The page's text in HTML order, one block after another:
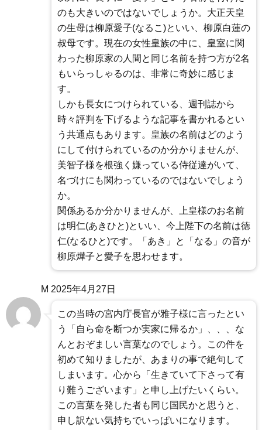
のも大きいのではないでしょうか。大正天皇
の生母は柳原愛子(なるこ)といい、柳原白蓮の
叔母です。現在の女性皇族の中に、皇室に関
わった柳原家の人間と同じ名前を持つ方が2名
もいらっしゃるのは、非常に奇妙に感じま
す。
しかも長女につけられている、週刊誌から
時々評判を下げるような記事を書かれるとい
う共通点もあります。皇族の名前はどのよう
にして付けられているのか分かりませんが、
美智子様を根強く嫌っている侍従達がいて、
名づけにも関わっているのではないでしょう
か。
関係あるか分かりませんが、上皇様のお名前
は明仁(あきひと)といい、今上陛下の名前は徳
仁(なるひと)です。「あき」と「なる」の音が
柳原燁子と愛子を思わせます。
M 2025年4月27日
この当時の宮内庁長官が雅子様に言ったとい
う「自ら命を断つか実家に帰るか」、、、な
んとおぞましい言葉なのでしょう。この件を
初めて知りましたが、あまりの事で絶句して
しまいます。心から「生きていて下さって有
り難うございます」と申し上げたいくらい。
この言葉を発した者も同じ国民かと思うと、
申し訳ない気持ちでいっぱいになります。